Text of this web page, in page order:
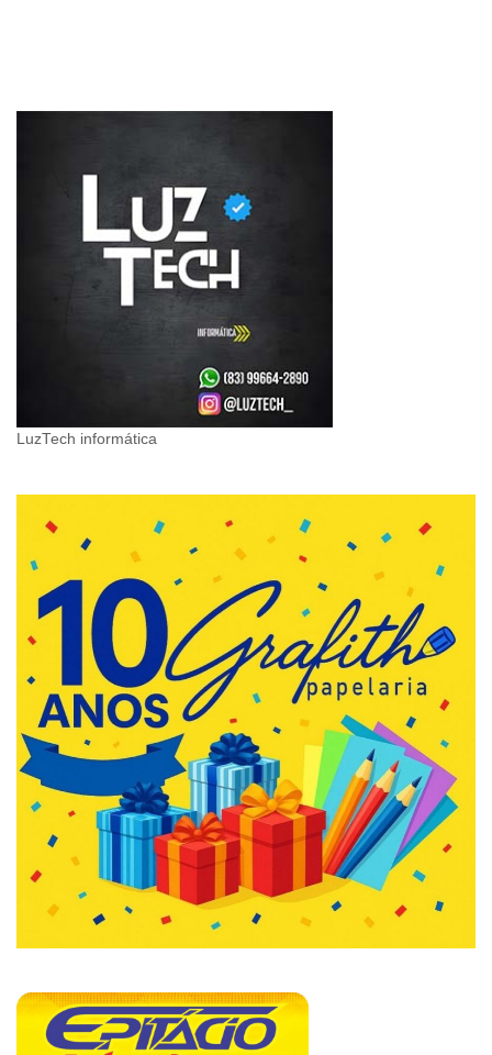
LuzTech informática